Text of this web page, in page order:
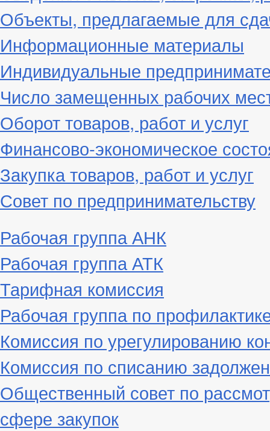
Объекты, предлагаемые для
Информационные материалы
Индивидуальные
Число замещенных рабочих
Оборот товаров, работ и услуг
Финансово-экономическое
Закупка товаров, работ и услуг
Совет по предпринимательству
Рабочая группа АНК
Рабочая группа АТК
Тарифная комиссия
Рабочая группа по
Комиссия по урегулированию
Комиссия по списанию
Общественный совет по
сфере закупок